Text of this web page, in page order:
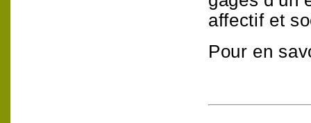
affectif et
Pour en